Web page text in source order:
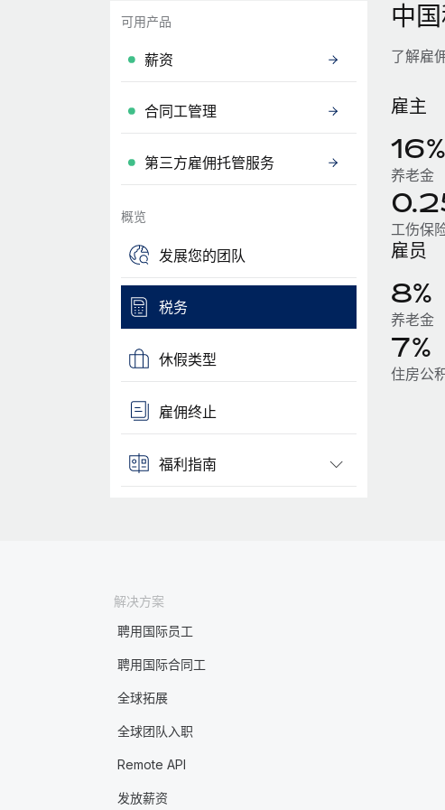
可用产品
薪资
合同工管理
第三方雇佣托管服务
概览
发展您的团队
税务
休假类型
雇佣终止
福利指南
中
了解雇
雇主
16%
养老金
工伤保
雇员
8%
养老金
7%
住房公
解决方案
聘用国际员工
聘用国际合同工
全球拓展
全球团队入职
Remote API
发放薪资